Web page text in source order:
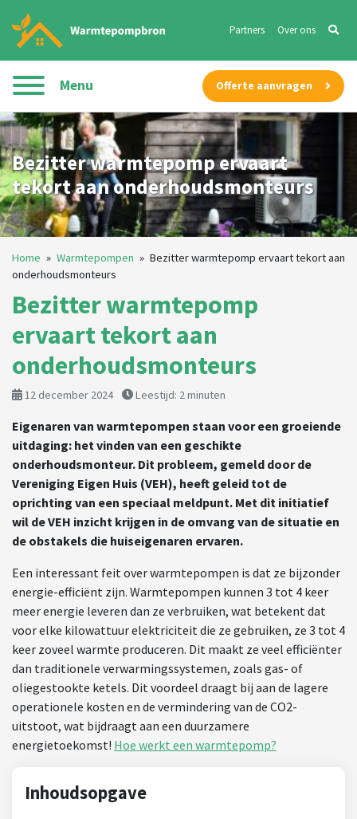
Partners Over ons
Menu Offerte aanvragen
Bezitter warmtepomp ervaart
tekort aan onderhoudsmonteurs
Home » Warmtepompen » Bezitter warmtepomp ervaart tekort aan
onderhoudsmonteurs
Bezitter warmtepomp
ervaart tekort aan
onderhoudsmonteurs
12 december 2024 Leestijd: 2minuten
Eigenaren van warmtepompen staan voor een groeiende
uitdaging: het vinden van een geschikte
onderhoudsmonteur. Dit probleem, gemeld door de
Vereniging Eigen Huis (VEH), heeft geleid tot de
oprichting van een speciaal meldpunt. Met dit initiatief
wil de VEH inzicht krijgen in de omvang van de situatie en
de obstakels die huiseigenaren ervaren.
Een interessant feit over warmtepompen is dat ze bijzonder
energie-efficiënt zijn. Warmtepompen kunnen 3 tot 4 keer
meer energie leveren dan ze verbruiken, wat betekent dat
voor elke kilowattuur elektriciteit die ze gebruiken, ze 3 tot 4
keer zoveel warmte produceren. Dit maakt ze veel efficiënter
dan traditionele verwarmingssystemen, zoals gas- of
oliegestookte ketels. Dit voordeel draagt bij aan de lagere
operationele kosten en de vermindering van de CO2-
uitstoot, wat bijdraagt aan een duurzamere
energietoekomst! Hoe werkt een warmtepomp?
Inhoudsopgave